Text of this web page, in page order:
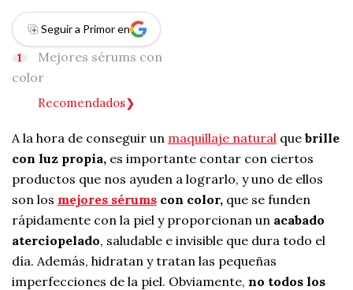
Seguir a Primor en
Mejores sérums con
color
Recomendados
A la hora de conseguir un maquillaje natural que brille
con luz propia, es importante contar con ciertos
productos que nos ayuden a lograrlo, y uno de ellos
son los mejores sérums con color, que se funden
rápidamente con la piel y proporcionan un acabado
aterciopelado, saludable e invisible que dura todo el
día. Además, hidratan y tratan las pequeñas
imperfecciones de la piel. Obviamente, no todos los